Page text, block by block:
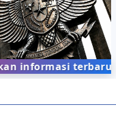
terbaru